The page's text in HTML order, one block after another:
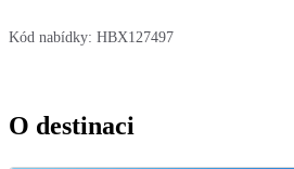
Kód nabídky: HBX127497
O destinaci